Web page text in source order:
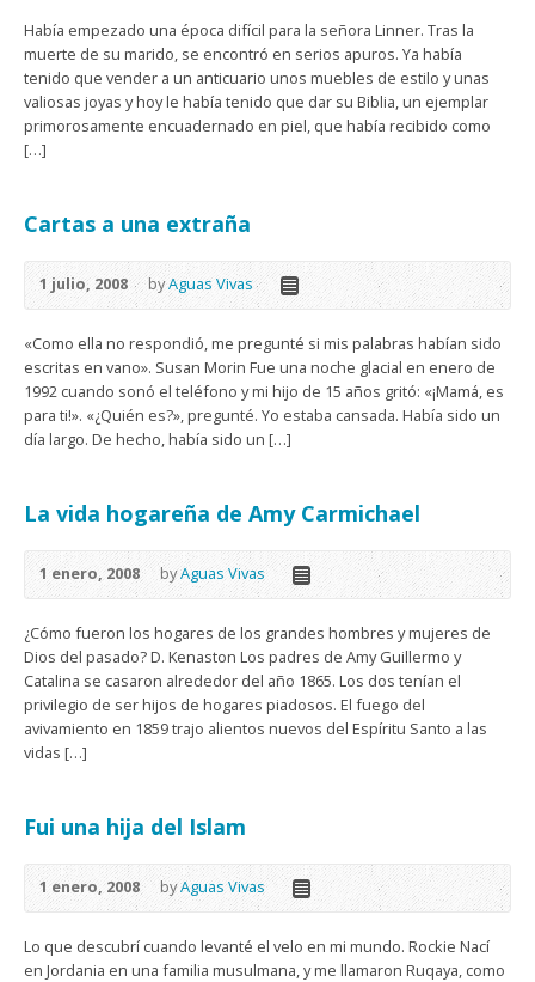
Había empezado una época difícil para la señora Linner. Tras la
muerte de su marido, se encontró en serios apuros. Ya había
tenido que vender a un anticuario unos muebles de estilo y unas
valiosas joyas y hoy le había tenido que dar su Biblia, un ejemplar
primorosamente encuadernado en piel, que había recibido como
[…]
Cartas a una extraña
1 julio, 2008 byAguas Vivas
«Como ella no respondió, me pregunté si mis palabras habían sido
escritas en vano». Susan Morin Fue una noche glacial en enero de
1992 cuando sonó el teléfono y mi hijo de 15 años gritó: «¡Mamá, es
para ti!». «¿Quién es?», pregunté. Yo estaba cansada. Había sido un
día largo. De hecho, había sido un […]
La vida hogareña de Amy Carmichael
1 enero, 2008 byAguas Vivas
¿Cómo fueron los hogares de los grandes hombres y mujeres de
Dios del pasado? D. Kenaston Los padres de Amy Guillermo y
Catalina se casaron alrededor del año 1865. Los dos tenían el
privilegio de ser hijos de hogares piadosos. El fuego del
avivamiento en 1859 trajo alientos nuevos del Espíritu Santo a las
vidas […]
Fui una hija del Islam
1 enero, 2008 byAguas Vivas
Lo que descubrí cuando levanté el velo en mi mundo. Rockie Nací
en Jordania en una familia musulmana, y me llamaron Ruqaya, como